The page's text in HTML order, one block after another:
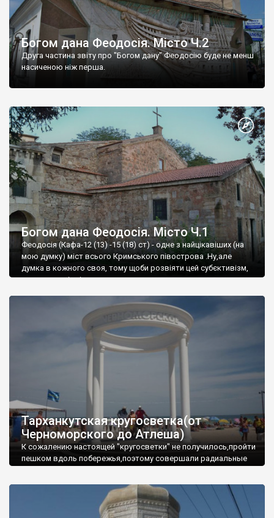
Богом дана Феодосія. Місто Ч.2
Друга частина звіту про "Богом дану" Феодосію буде не менш
насиченою ніж перша.
Богом дана Феодосія. Місто Ч.1
Феодосія (Кафа-12 (13) -15 (18) ст) - одне з найцікавіших (на
мою думку) міст всього Кримського півострова .Ну,але
думка в кожного своя, тому щоби розвіяти цей субєктивізм,
запрошую відвідати це
Тарханкутская кругосветка(от
Черноморского до Атлеша)
К сожалению настоящей "кругосветки" не получилось,пройти
пешком вдоль побережья,поэтому совершали радиальные